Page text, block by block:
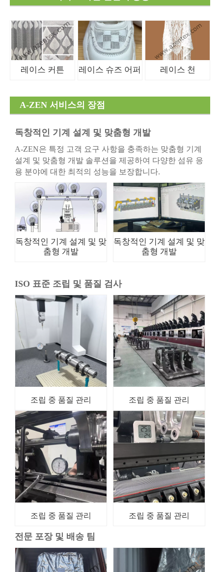
레이스 커튼 레이스 슈즈 어퍼 레이스 천
A-ZEN 서비스의 장점
독창적인 기계 설계 및 맞춤형 개발
A-ZEN은 특정 고객 요구 사항을 충족하는 맞춤형 기계
설계 및 맞춤형 개발 솔루션을 제공하여 다양한 섬유 응
용 분야에 대한 최적의 성능을 보장합니다.
독창적인 기계 설계 및 맞
춤형 개발
독창적인 기계 설계 및 맞
춤형 개발
ISO 표준 조립 및 품질 검사
조립 중 품질 관리 조립 중 품질 관리
조립 중 품질 관리 조립 중 품질 관리
전문 포장 및 배송 팀